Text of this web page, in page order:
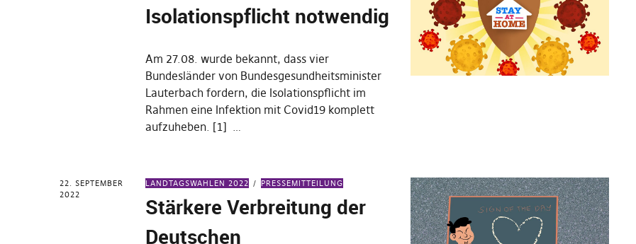
Isolationspflicht notwendig
Am 27.08. wurde bekannt, dass vier
Bundesländer von Bundesgesundheitsminister
Lauterbach fordern, die Isolationspflicht im
Rahmen eine Infektion mit Covid19 komplett
aufzuheben. [1] …
22. SEPTEMBER
2022
LANDTAGSWAHLEN 2022 PRESSEMITTEILUNG
Stärkere Verbreitung der
Deutschen